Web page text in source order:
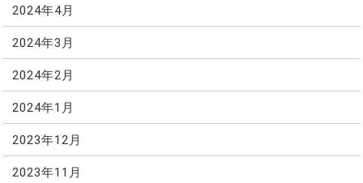
2024年4月
2024年3月
2024年2月
2024年1月
2023年12月
2023年11月